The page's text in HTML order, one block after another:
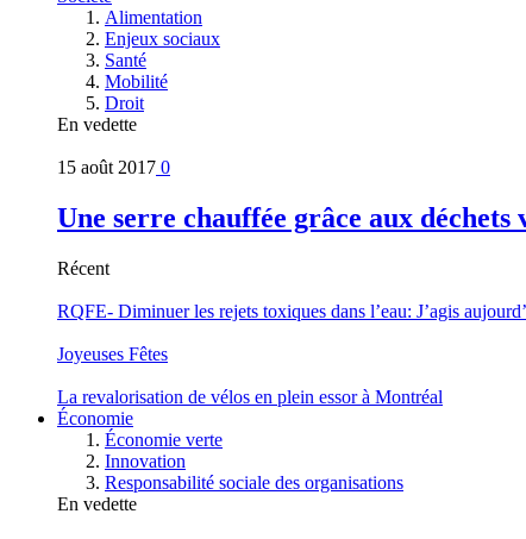
Alimentation
Enjeux sociaux
Santé
Mobilité
Droit
En vedette
15 août 2017 0
Une serre chauffée grâce aux
Récent
RQFE- Diminuer les rejets toxiques dans l’eau: J’agis
Joyeuses Fêtes
La revalorisation de vélos en plein essor à Montréal
Économie
Économie verte
Innovation
Responsabilité sociale des organisations
En vedette